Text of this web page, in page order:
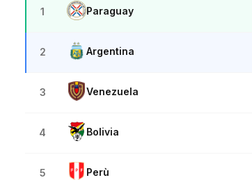
1 Paraguay
2 Argentina
3 Venezuela
4 Bolivia
5 Perù